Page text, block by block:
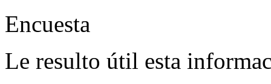
Encuesta
Le resulto útil esta